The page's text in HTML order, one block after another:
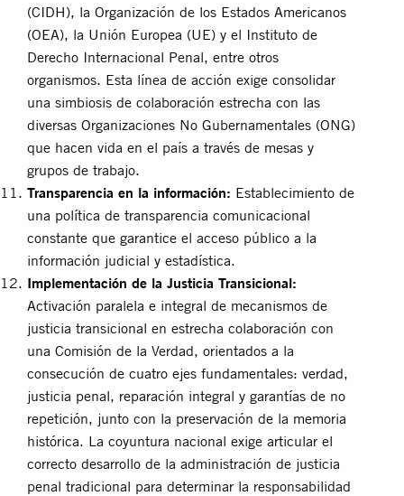
(CIDH), la Organización de los Estados Americanos
(OEA), la Unión Europea (UE) y el Instituto de
Derecho Internacional Penal, entre otros
organismos. Esta línea de acción exige consolidar
una simbiosis de colaboración estrecha con las
diversas Organizaciones No Gubernamentales (ONG)
que hacen vida en el país a través de mesas y
grupos de trabajo.
Transparencia en la información: Establecimiento de
una política de transparencia comunicacional
constante que garantice el acceso público a la
información judicial y estadística.
Implementación de la Justicia Transicional:
Activación paralela e integral de mecanismos de
justicia transicional en estrecha colaboración con
una Comisión de la Verdad, orientados a la
consecución de cuatro ejes fundamentales: verdad,
justicia penal, reparación integral y garantías de no
repetición, junto con la preservación de la memoria
histórica. La coyuntura nacional exige articular el
correcto desarrollo de la administración de justicia
penal tradicional para determinar la responsabilidad